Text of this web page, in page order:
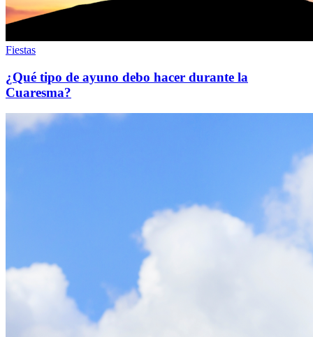
Fiestas
¿Qué tipo de ayuno debo hacer durante la
Cuaresma?